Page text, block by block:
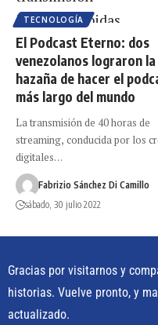
TECNOLOGÍA
El Podcast Eterno: dos
venezolanos lograron la
hazaña de hacer el
más largo del mundo
La transmisión de 40 horas de
streaming, conducida por los
digitales…
Fabrizio Sánchez Di Camillo
sábado, 30 julio 2022
Gracias por visitarnos y
historias. Vuelve pronto, y
actualizado.